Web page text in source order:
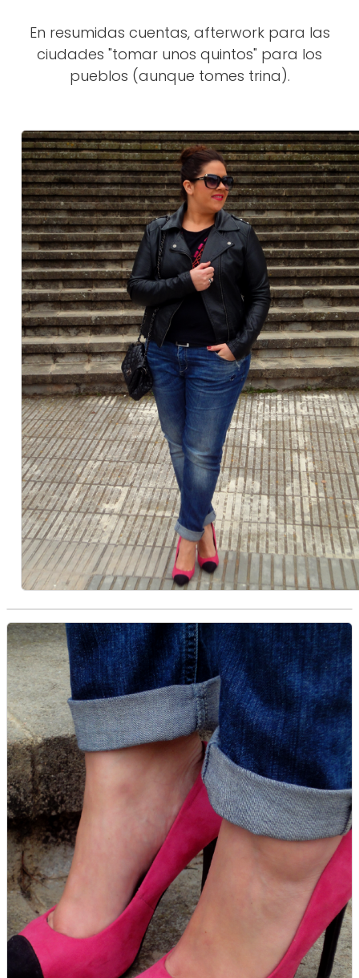
En resumidas cuentas, afterwork para las
ciudades "tomar unos quintos" para los
pueblos (aunque tomes trina).